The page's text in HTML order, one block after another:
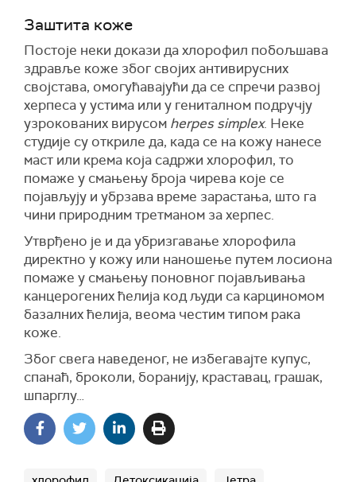
Заштита коже
Постоје неки докази да хлорофил побољшава
здравље коже због својих антивирусних
својстава, омогућавајући да се спречи развој
херпеса у устима или у гениталном подручју
узрокованих вирусом herpes simplex. Неке
студије су откриле да, када се на кожу нанесе
маст или крема која садржи хлорофил, то
помаже у смањењу броја чирева које се
појављују и убрзава време зарастања, што га
чини природним третманом за херпес.
Утврђено је и да убризгавање хлорофила
директно у кожу или наношење путем лосиона
помаже у смањењу поновног појављивања
канцерогених ћелија код људи са карциномом
базалних ћелија, веома честим типом рака
коже.
Због свега наведеног, не избегавајте купус,
спанаћ, броколи, боранију, краставац, грашак,
шпарглу…